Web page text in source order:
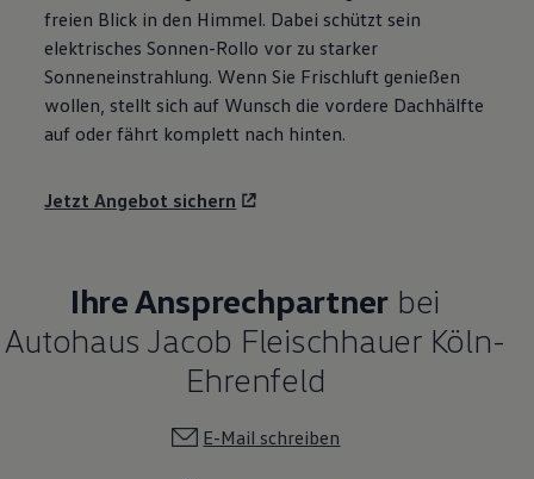
freien Blick in den Himmel. Dabei schützt sein
elektrisches Sonnen-Rollo vor zu starker
Sonneneinstrahlung. Wenn Sie Frischluft genießen
wollen, stellt sich auf Wunsch die vordere Dachhälfte
auf oder fährt komplett nach hinten.
Jetzt Angebot sichern
Ihre Ansprechpartner bei
Autohaus Jacob Fleischhauer Köln-
Ehrenfeld
E-Mail schreiben